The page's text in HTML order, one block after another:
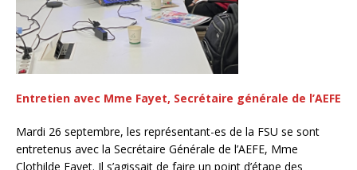
Entretien avec Mme Fayet, Secrétaire générale de l’AEFE
Mardi 26 septembre, les représentant-es de la FSU se sont
entretenus avec la Secrétaire Générale de l’AEFE, Mme
Clothilde Fayet. Il s’agissait de faire un point d’étape des